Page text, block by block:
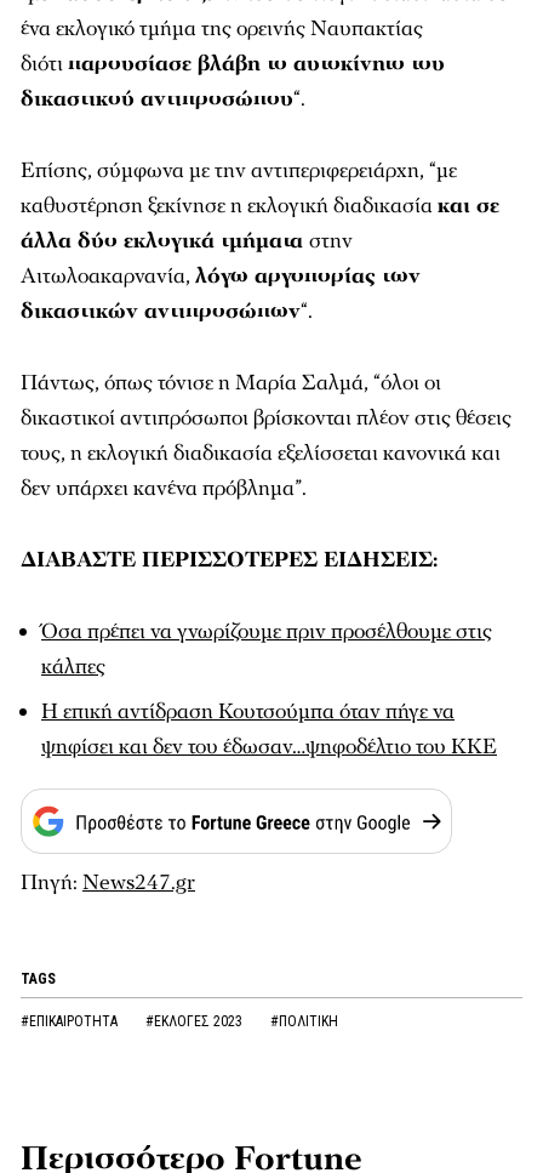
ένα εκλογικό τμήμα της ορεινής Ναυπακτίας
διότιπαρουσίασε βλάβη το αυτοκίνητο του
δικαστικού αντιπροσώπου“.
Επίσης, σύμφωνα με την αντιπεριφερειάρχη, “με
καθυστέρηση ξεκίνησε η εκλογική διαδικασίακαι σε
άλλα δύο εκλογικά τμήματα στην
Αιτωλοακαρνανία, λόγω αργοπορίας των
δικαστικών αντιπροσώπων“.
Πάντως, όπως τόνισε η Μαρία Σαλμά, “όλοι οι
δικαστικοί αντιπρόσωποι βρίσκονται πλέον στις θέσεις
τους, η εκλογική διαδικασία εξελίσσεται κανονικά και
δεν υπάρχει κανένα πρόβλημα”.
ΔΙΑΒΑΣΤΕ ΠΕΡΙΣΣΟΤΕΡΕΣ ΕΙΔΗΣΕΙΣ:
Όσα πρέπει να γνωρίζουμε πριν προσέλθουμε στις
κάλπες
Η επική αντίδραση Κουτσούμπα όταν πήγε να
ψηφίσει και δεν του έδωσαν…ψηφοδέλτιο του ΚΚΕ
Πηγή: News247.gr
TAGS
#ΕΠΙΚΑΙΡΟΤΗΤΑ #ΕΚΛΟΓΕΣ 2023 #ΠΟΛΙΤΙΚΗ
Περισσότερο Fortune